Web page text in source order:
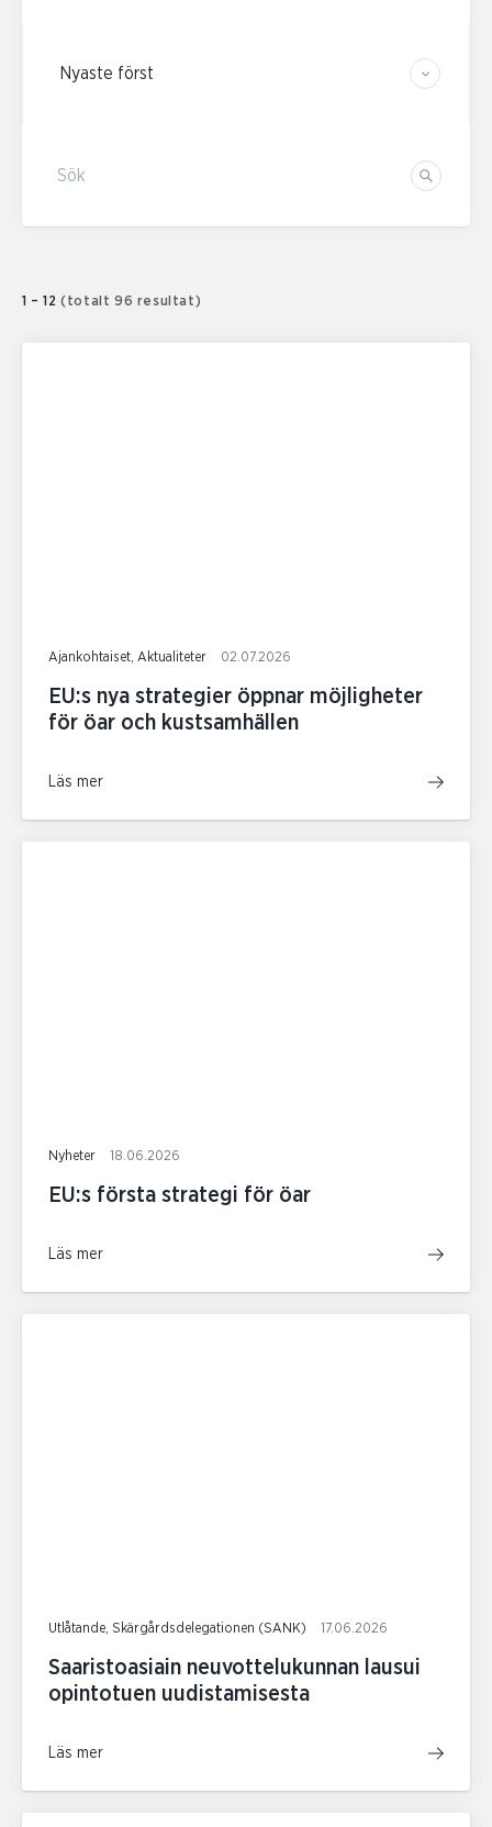
Sök
1 – 12 (totalt 96 resultat)
Ajankohtaiset, Aktualiteter 02.07.2026
EU:s nya strategier öppnar möjligheter
för öar och kustsamhällen
Läs mer
Nyheter 18.06.2026
EU:s första strategi för öar
Läs mer
Utlåtande, Skärgårdsdelegationen (SANK) 17.06.2026
Saaristoasiain neuvottelukunnan lausui
opintotuen uudistamisesta
Läs mer